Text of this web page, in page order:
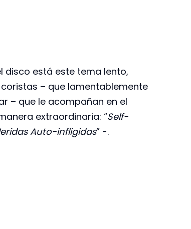
disco está este tema lento,
– que lamentablemente
– que le acompañan en el
extraordinaria: “Self-
Auto-infligidas” -.